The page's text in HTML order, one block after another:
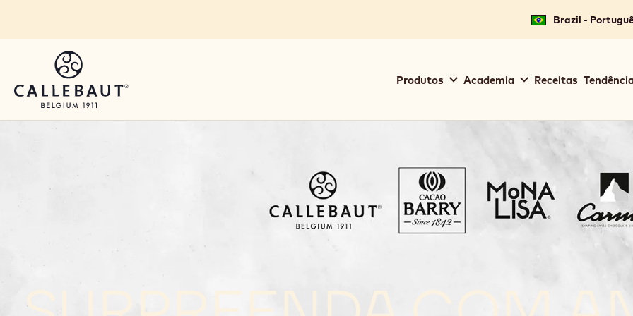
Brazil -
navigation
Produtos Academia Receitas